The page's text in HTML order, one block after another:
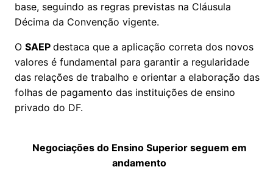
base, seguindo as regras previstas na Cláusula
Décima da Convenção vigente.
O SAEP destaca que a aplicação correta dos novos
valores é fundamental para garantir a regularidade
das relações de trabalho e orientar a elaboração das
folhas de pagamento das instituições de ensino
privado do DF.
Negociações do Ensino Superior seguem em
andamento